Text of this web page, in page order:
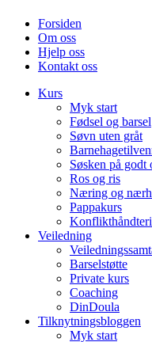
Forsiden
Om oss
Hjelp oss
Kontakt oss
Kurs
Myk start
Fødsel og barsel
Søvn uten gråt
Søsken på godt
Ros og ris
Næring og
Pappakurs
Veiledning
Barselstøtte
Private kurs
Coaching
DinDoula
Tilknytningsbloggen
Myk start